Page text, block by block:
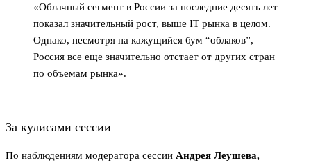
«Облачный сегмент в России за последние десять лет
показал значительный рост, выше IT рынка в целом.
Однако, несмотря на кажущийся бум “облаков”,
Россия все еще значительно отстает от других стран
по объемам рынка».
За кулисами сессии
По наблюдениям модератора сессии Андрея Леушева,